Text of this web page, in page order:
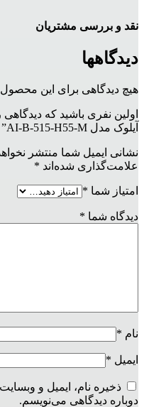
نقد و بررسی مشتریان
دیدگاهها
هیچ دیدگاهی برای این
آیلوک مدل AI-B-515-H55-M”
نشانی ایمیل شما منتشر
علامت‌گذاری شده‌اند *
امتیاز شما *
دیدگاه شما *
نام *
ایمیل *
ذخیره نام، ایمیل و
دوباره دیدگاهی می‌نویسم.